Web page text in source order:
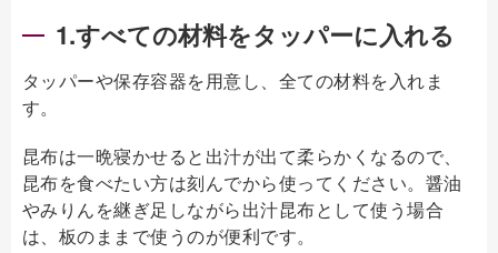
1.すべての材料をタッパーに入れる
タッパーや保存容器を用意し、全ての材料を入れま
す。
昆布は一晩寝かせると出汁が出て柔らかくなるので、
昆布を食べたい方は刻んでから使ってください。醤油
やみりんを継ぎ足しながら出汁昆布として使う場合
は、板のままで使うのが便利です。